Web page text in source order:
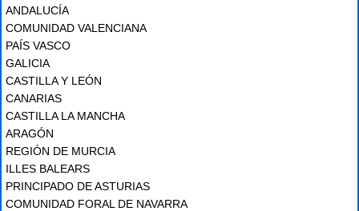
ANDALUCÍA
COMUNIDAD VALENCIANA
PAÍS VASCO
GALICIA
CASTILLA Y LEÓN
CANARIAS
CASTILLA LA MANCHA
ARAGÓN
REGIÓN DE MURCIA
ILLES BALEARS
PRINCIPADO DE ASTURIAS
COMUNIDAD FORAL DE NAVARRA